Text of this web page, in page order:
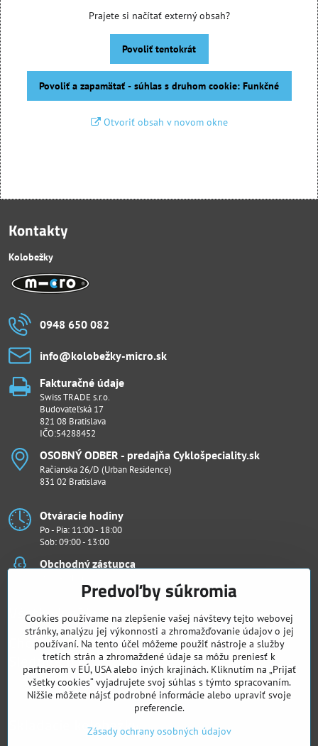
Prajete si načítať externý obsah?
Povoliť tentokrát
Povoliť a zapamätať - súhlas s druhom cookie: Funkčné
Otvoriť obsah v novom okne
Kontakty
Kolobežky
0948 650 082
info​@kolobežky-micro​.sk
Fakturačné údaje
Swiss TRADE s.r.o.
Budovateľská 17
821 08 Bratislava
IČO:54288452
OSOBNÝ ODBER - predajňa Cyklošpeciality​.sk
Račianska 26/D (Urban Residence)
831 02 Bratislava
Otváracie hodiny
Po - Pia: 11:00 - 18:00
Sob: 09:00 - 13:00
Obchodný zástupca
Všetko k nákupu
Chcete vidieť naše novinky ako prví?
Sledujte nás
Facebook Instagram
Skladacie kolobežky
Predvoľby súkromia
Cookies používame na zlepšenie vašej návštevy tejto webovej
stránky, analýzu jej výkonnosti a zhromažďovanie údajov o jej
používaní. Na tento účel môžeme použiť nástroje a služby
tretích strán a zhromaždené údaje sa môžu preniesť k
partnerom v EÚ, USA alebo iných krajinách. Kliknutím na „Prijať
všetky cookies“ vyjadrujete svoj súhlas s týmto spracovaním.
Nižšie môžete nájsť podrobné informácie alebo upraviť svoje
preferencie.
Zásady ochrany osobných údajov